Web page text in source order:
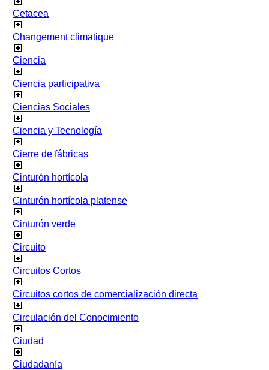
Cetacea
Changement climatique
Ciencia
Ciencia participativa
Ciencias Sociales
Ciencia y Tecnología
Cierre de fábricas
Cinturón hortícola
Cinturón hortícola platense
Cinturón verde
Circuito
Circuitos Cortos
Circuitos cortos de comercialización directa
Circulación del Conocimiento
Ciudad
Ciudadanía